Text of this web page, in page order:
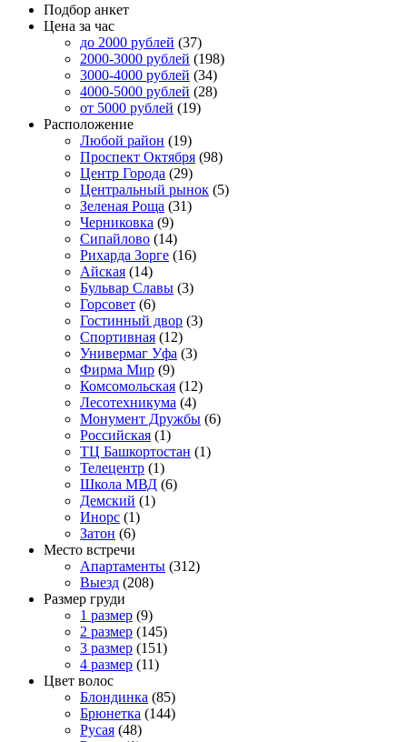
Подбор анкет
Цена за час
до 2000 рублей (37)
2000-3000 рублей (198)
3000-4000 рублей (34)
4000-5000 рублей (28)
от 5000 рублей (19)
Расположение
Любой район (19)
Проспект Октября (98)
Центр Города (29)
Центральный рынок (5)
Зеленая Роща (31)
Черниковка (9)
Сипайлово (14)
Рихарда Зорге (16)
Айская (14)
Бульвар Славы (3)
Горсовет (6)
Гостинный двор (3)
Спортивная (12)
Универмаг Уфа (3)
Фирма Мир (9)
Комсомольская (12)
Лесотехникума (4)
Монумент Дружбы (6)
Российская (1)
ТЦ Башкортостан (1)
Телецентр (1)
Школа МВД (6)
Демский (1)
Инорс (1)
Затон (6)
Место встречи
Апартаменты (312)
Выезд (208)
Размер груди
1 размер (9)
2 размер (145)
3 размер (151)
4 размер (11)
Цвет волос
Блондинка (85)
Брюнетка (144)
Русая (48)